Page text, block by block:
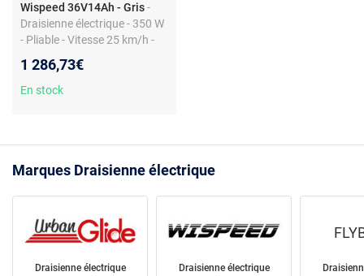
Wispeed 36V14Ah - Gris-
Draisienne électrique - 350 W
- Pliable - Vitesse 25 km/h -
1 286,73€
En stock
Marques Draisienne électrique
Draisienne électrique
Draisienne électrique